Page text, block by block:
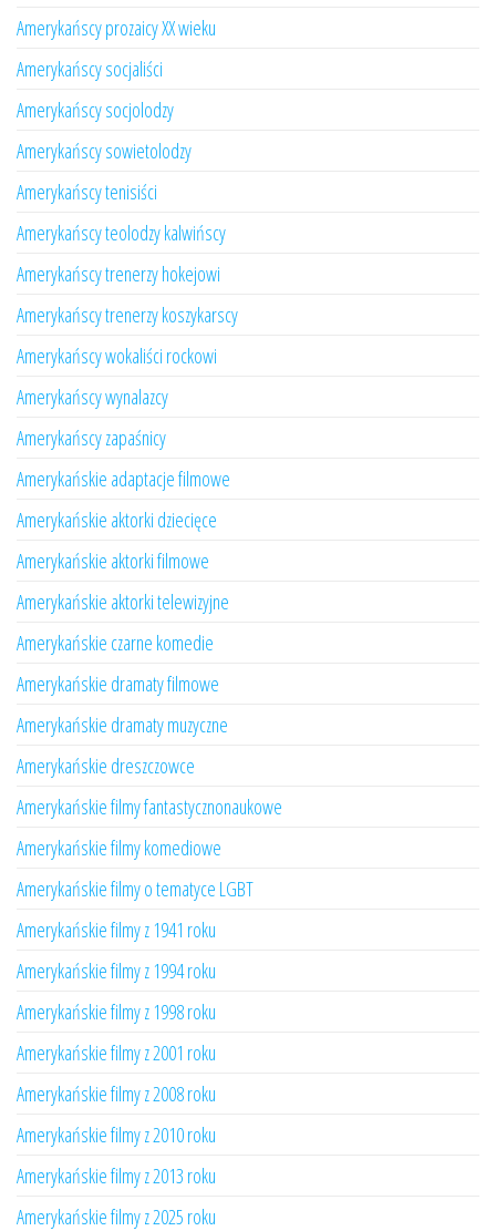
Amerykańscy prozaicy XX wieku
Amerykańscy socjaliści
Amerykańscy socjolodzy
Amerykańscy sowietolodzy
Amerykańscy tenisiści
Amerykańscy teolodzy kalwińscy
Amerykańscy trenerzy hokejowi
Amerykańscy trenerzy koszykarscy
Amerykańscy wokaliści rockowi
Amerykańscy wynalazcy
Amerykańscy zapaśnicy
Amerykańskie adaptacje filmowe
Amerykańskie aktorki dziecięce
Amerykańskie aktorki filmowe
Amerykańskie aktorki telewizyjne
Amerykańskie czarne komedie
Amerykańskie dramaty filmowe
Amerykańskie dramaty muzyczne
Amerykańskie dreszczowce
Amerykańskie filmy fantastycznonaukowe
Amerykańskie filmy komediowe
Amerykańskie filmy o tematyce LGBT
Amerykańskie filmy z 1941 roku
Amerykańskie filmy z 1994 roku
Amerykańskie filmy z 1998 roku
Amerykańskie filmy z 2001 roku
Amerykańskie filmy z 2008 roku
Amerykańskie filmy z 2010 roku
Amerykańskie filmy z 2013 roku
Amerykańskie filmy z 2025 roku